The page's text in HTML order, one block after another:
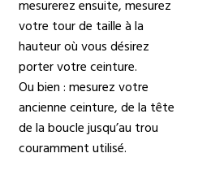
mesurerez ensuite, mesurez
votre tour de taille à la
hauteur où vous désirez
porter votre ceinture.
Ou bien : mesurez votre
ancienne ceinture, de la tête
de la boucle jusqu’au trou
couramment utilisé.